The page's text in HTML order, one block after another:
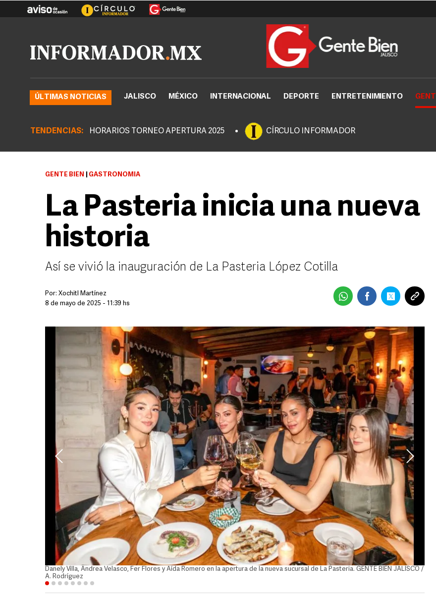
ÚLTIMAS NOTICIAS JALISCO MÉXICO INTERNACIONAL DEPORTE ENTRETENIMIENTO
TENDENCIAS: HORARIOS TORNEO APERTURA 2025 CÍRCULO INFORMADOR
GENTE BIEN GASTRONOMÍA
La Pasteria inicia una nueva
historia
Así se vivió la inauguración de La Pasteria López Cotilla
Por: Xochitl Martínez
8 de mayo de 2025 - 11:39 hs
Danely Villa, Andrea Velasco, Fer Flores y Aída Romero en la apertura de la nueva sucursal de La Pasteria. GENTE BIEN JALISCO /
A. Rodríguez